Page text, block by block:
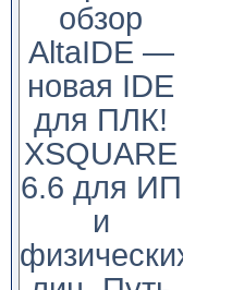
обзор
AltaIDE —
новая IDE
для ПЛК!
XSQUARE
6.6 для ИП
и
физических